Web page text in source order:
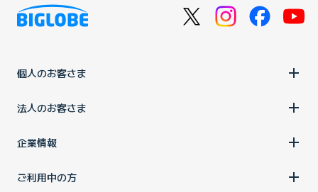
個人のお客さま
法人のお客さま
企業情報
ご利用中の方